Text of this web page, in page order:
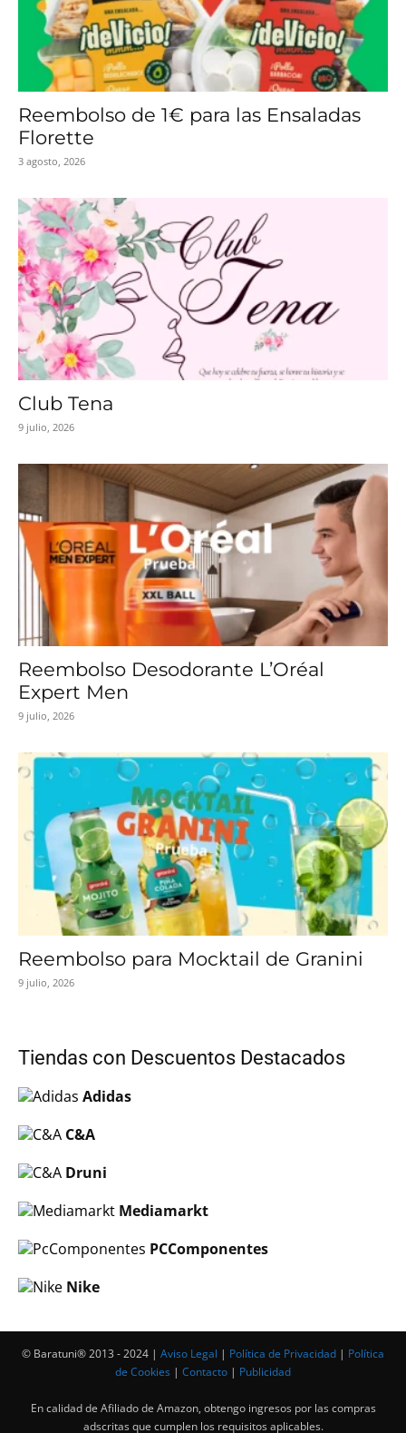
Reembolso de 1€ para las Ensaladas
Florette
3 agosto, 2026
Club Tena
9 julio, 2026
Reembolso Desodorante L’Oréal
Expert Men
9 julio, 2026
Reembolso para Mocktail de Granini
9 julio, 2026
Tiendas con Descuentos Destacados
Adidas
C&A
Druni
Mediamarkt
PCComponentes
Nike
© Baratuni®‎ 2013 - 2024 | Aviso Legal | Política de Privacidad | Política
de Cookies | Contacto | Publicidad
En calidad de Afiliado de Amazon, obtengo ingresos por las compras
adscritas que cumplen los requisitos aplicables.